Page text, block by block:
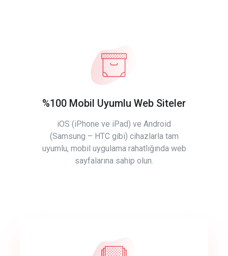
%100 Mobil Uyumlu Web Siteler
iOS (iPhone ve iPad) ve Android
(Samsung – HTC gibi) cihazlarla tam
uyumlu, mobil uygulama rahatlığında web
sayfalarına sahip olun.